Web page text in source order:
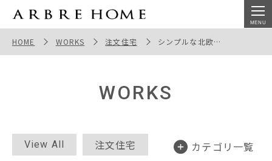
兵庫の北欧住宅｜北欧インテリアが似合うシンプルなデザ
インの家
HOME WORKS 注文住宅 シンプルな北欧インテリアの家
WORKS
View All
注文住宅
カテゴリ一覧